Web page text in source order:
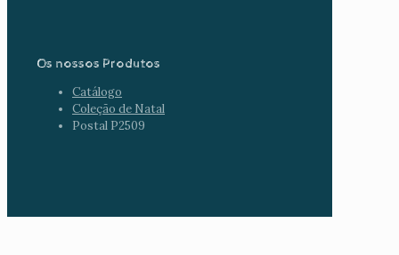
Os nossos Produtos
Catálogo
Coleção de Natal
Postal P2509